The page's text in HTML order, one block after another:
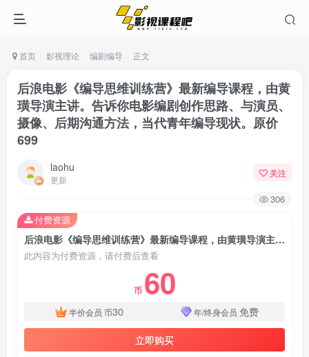
首页 影视理论 编剧编导 正文
后浪电影《编导思维训练营》最新编导课程，由黄
璜导演主讲。告诉你电影编剧创作思路、与演员、
摄像、后期沟通方法，当代青年编导现状。原价
699
laohu
更新
关注
306
后浪电影《编导思维训练营》最新编导课程，由黄璜导演主讲。告诉你电影编剧创作思路、与演员、摄像、后期沟通方法，当代青年编导现状。原价699
此内容为付费资源，请付费后查看
币 60
半价会员 币30 年/终身会员 免费
立即购买
付费资源